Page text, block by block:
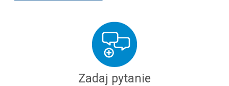
Zadaj pytanie